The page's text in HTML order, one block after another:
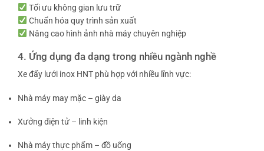
Tối ưu không gian lưu trữ
Chuẩn hóa quy trình sản xuất
Nâng cao hình ảnh nhà máy chuyên nghiệp
4. Ứng dụng đa dạng trong nhiều ngành nghề
Xe đẩy lưới inox HNT phù hợp với nhiều lĩnh vực:
Nhà máy may mặc – giày da
Xưởng điện tử – linh kiện
Nhà máy thực phẩm – đồ uống